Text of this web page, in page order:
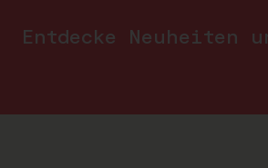
Entdecke Neuheiten